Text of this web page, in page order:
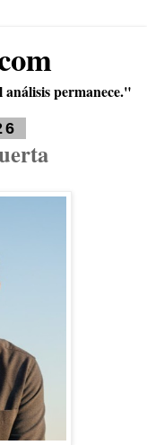
permanece."